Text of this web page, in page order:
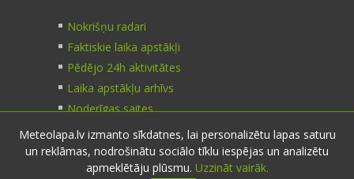
Nokrišņu radari
Faktiskie laika apstākļi
Pēdējo 24h aktivitātes
Laika apstākļu arhīvs
Noderīgas saites
Kontakti
Meteolapa.lv izmanto sīkdatnes, lai personalizētu lapas saturu
un reklāmas, nodrošinātu sociālo tīklu iespējas un analizētu
apmeklētāju plūsmu. Uzzināt vairāk.